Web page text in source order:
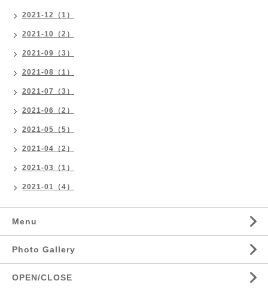
2021-12（1）
2021-10（2）
2021-09（3）
2021-08（1）
2021-07（3）
2021-06（2）
2021-05（5）
2021-04（2）
2021-03（1）
2021-01（4）
Menu
Photo Gallery
OPEN/CLOSE